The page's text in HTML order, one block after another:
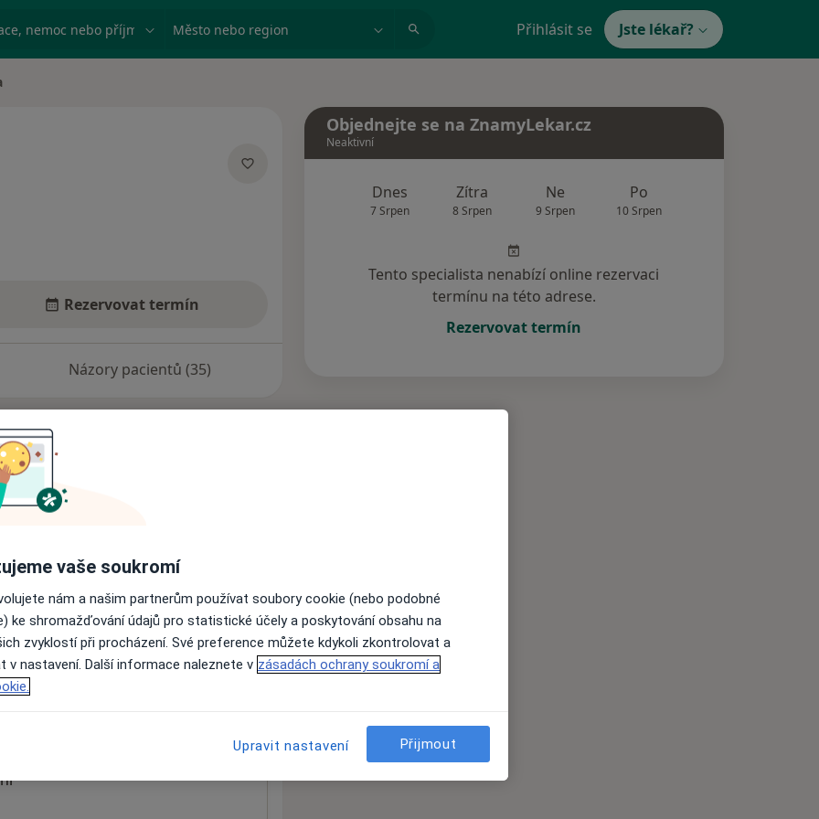
nemoc nebo příjmení Město nebo region Přihlásit se Jste lékař?
Rezervovat termín
Názory pacientů (35)
nejsou k dispozici
informace o svých službách.
Objednejte se na ZnamyLekar.cz
Neaktivní
Dnes
7 Srpen
Zítra
8 Srpen
Ne
9 Srpen
Po
10 Srpen
Tento specialista nenabízí online rezervaci
termínu na této adrese.
Rezervovat termín
vaše soukromí
nám a našim partnerům používat soubory cookie (nebo podobné
ke shromažďování údajů pro statistické účely a poskytování obsahu na
zvyklostí při procházení. Své preference můžete kdykoli zkontrolovat a
v nastavení. Další informace naleznete v zásadách ochrany soukromí a
Upravit nastavení Přijmout